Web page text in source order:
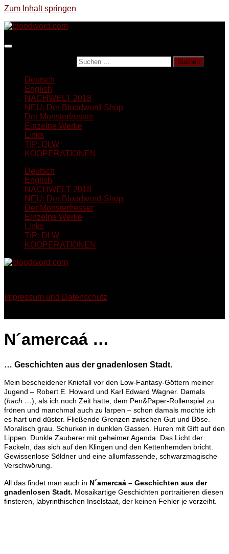
Zum Inhalt springen
Deutsch
English
NACHWELT 2018
NEU: Der Bloodword-Shop
Der Monsterfresser
Einzelne Werke
Links
TIP: DLW
KOOPERATIONEN
Deutsch
English
NACHWELT 2018
NEU: Der Bloodword-Shop
Der Monsterfresser
Einzelne Werke
Links
TIP: DLW
KOOPERATIONEN
Impressum und Datenschutz
N´amercaá …
… Geschichten aus der gnadenlosen Stadt.
Mein bescheidener Kniefall vor den Low-Fantasy-Göttern meiner
Jugend – Robert E. Howard und Karl Edward Wagner. Damals
(hach …), als ich noch Zeit hatte, dem Pen&Paper-Rollenspiel zu
frönen und manchmal auch zu larpen – schon damals mochte ich
es hart und düster. Fließende Grenzen zwischen Gut und Böse.
Moralisch grau. Schurken in dunklen Gassen. Huren mit Gift auf den
Lippen. Dunkle Zauberer mit geheimer Agenda. Das Licht der
Fackeln, das sich auf den Klingen und den Kettenhemden bricht.
Gewissenlose Söldner und eine allumfassende, schwarzmagische
Verschwörung.
All das findet man auch in N´amercaá – Geschichten aus der
gnadenlosen Stadt. Mosaikartige Geschichten portraitieren diesen
finsteren, labyrinthischen Inselstaat, der keinen Fehler je verzeiht.